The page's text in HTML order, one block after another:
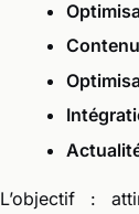
L’objectif :